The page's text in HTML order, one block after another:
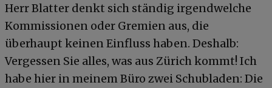
Herr Blatter denkt sich ständig irgendwelche
Kommissionen oder Gremien aus, die
überhaupt keinen Einfluss haben. Deshalb:
Vergessen Sie alles, was aus Zürich kommt! Ich
habe hier in meinem Büro zwei Schubladen: Die